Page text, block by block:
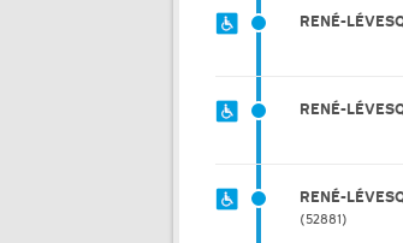
RENÉ-
RENÉ-
RENÉ-
52881